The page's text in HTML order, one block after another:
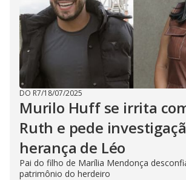
DO R7/18/07/2025
Murilo Huff se irrita
Ruth e pede
herança de Léo
Pai do filho de Marília Mendonça
patrimônio do herdeiro